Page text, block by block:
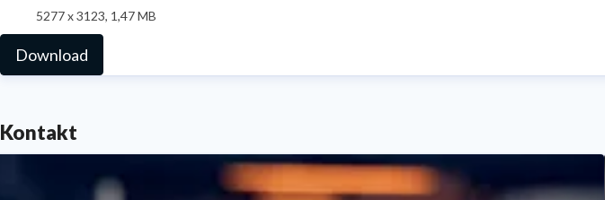
5277 x 3123, 1,47 MB
Download
Kontakt